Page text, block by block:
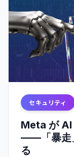
セキュリティ
Meta が AI
——「暴走
る